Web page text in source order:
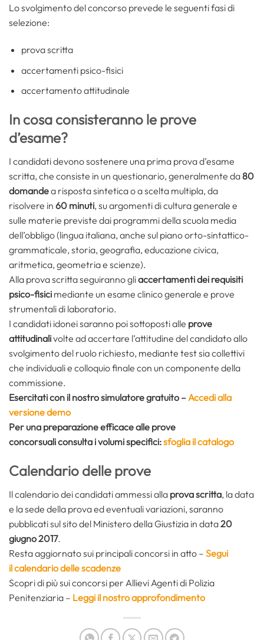
Lo svolgimento del concorso prevede le seguenti fasi di
selezione:
prova scritta
accertamenti psico-fisici
accertamento attitudinale
In cosa consisteranno le prove
d’esame?
I candidati devono sostenere una prima prova d’esame
scritta, che consiste in un questionario, generalmente da80
domandea risposta sintetica o a scelta multipla, da
risolvere in 60 minuti, su argomenti di cultura generale e
sulle materie previste dai programmi della scuola media
dell’obbligo (lingua italiana, anche sul piano orto-sintattico-
grammaticale, storia, geografia, educazione civica,
aritmetica, geometria e scienze).
Alla prova scritta seguiranno gliaccertamenti dei requisiti
psico-fisici mediante un esame clinico generale e prove
strumentali di laboratorio.
I candidati idonei saranno poi sottoposti alle prove
attitudinalivolte ad accertare l’attitudine del candidato allo
svolgimento del ruolo richiesto, mediante test sia collettivi
che individuali e colloquio finale con un componente della
commissione.
Esercitati con il nostro simulatore gratuito – Accedi alla
versione demo
Per una preparazione efficace alle prove
concorsuali consulta i volumi specifici:sfoglia il catalogo
Calendario delle prove
Il calendario dei candidati ammessi alla prova scritta, la data
e la sede della prova ed eventuali variazioni, saranno
pubblicati sul sito del Ministero della Giustizia in data20
giugno 2017.
Resta aggiornato sui principali concorsi in atto – Segui
il calendario delle scadenze
Scopri di più sui concorsi per Allievi Agenti di Polizia
Penitenziaria – Leggi il nostro approfondimento